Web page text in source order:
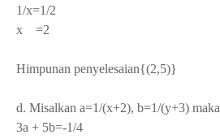
1/x=1/2
x =2
Himpunan penyelesaian{(2,5)}
d. Misalkan a=1/(x+2), b=1/(y+3) maka
3a + 5b=-1/4